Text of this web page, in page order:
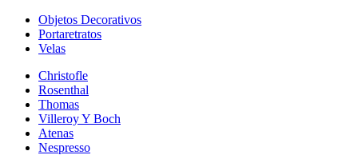
Objetos Decorativos
Portaretratos
Velas
Christofle
Rosenthal
Thomas
Villeroy Y Boch
Atenas
Nespresso